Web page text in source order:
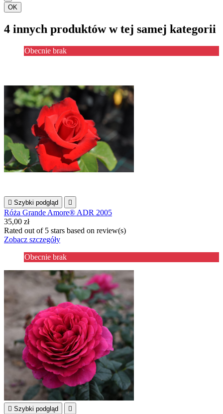
OK
4 innych produktów w tej samej kategorii
Obecnie brak
 Szybki podgląd 
Róża Grande Amore® ADR 2005
35,00 zł
Rated out of 5 stars based on review(s)
Zobacz szczegóły
Obecnie brak
 Szybki podgląd 